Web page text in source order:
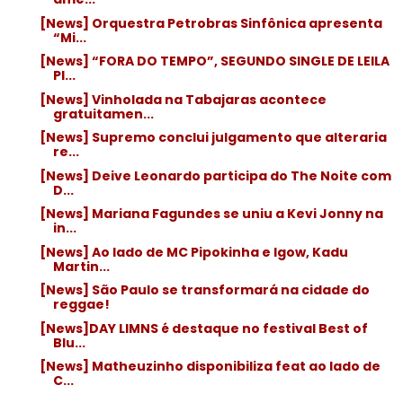
[News] Orquestra Petrobras Sinfônica apresenta
“Mi...
[News] “FORA DO TEMPO”, SEGUNDO SINGLE DE LEILA
PI...
[News] Vinholada na Tabajaras acontece
gratuitamen...
[News] Supremo conclui julgamento que alteraria
re...
[News] Deive Leonardo participa do The Noite com
D...
[News] Mariana Fagundes se uniu a Kevi Jonny na
in...
[News] Ao lado de MC Pipokinha e Igow, Kadu
Martin...
[News] São Paulo se transformará na cidade do
reggae!
[News]DAY LIMNS é destaque no festival Best of
Blu...
[News] Matheuzinho disponibiliza feat ao lado de
C...